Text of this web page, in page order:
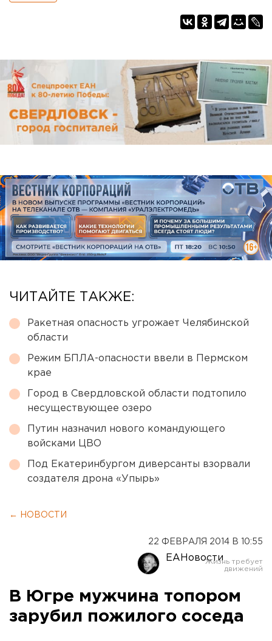
ЧИТАЙТЕ ТАКЖЕ:
Ракетная опасность угрожает Челябинской
области
Режим БПЛА-опасности ввели в Пермском
крае
Город в Свердловской области подтопило
несуществующее озеро
Путин назначил нового командующего
войсками ЦВО
Под Екатеринбургом диверсанты взорвали
создателя дрона «Упырь»
← НОВОСТИ
22 ФЕВРАЛЯ 2014 В 10:55
ЕАНовости
В Югре мужчина топором
зарубил пожилого соседа